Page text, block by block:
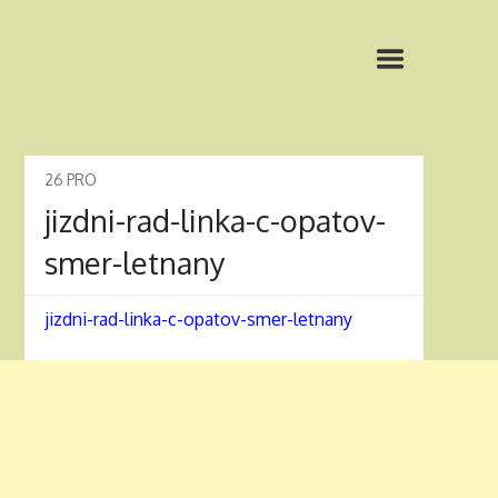
26 PRO
jizdni-rad-linka-c-opatov-
smer-letnany
jizdni-rad-linka-c-opatov-smer-letnany